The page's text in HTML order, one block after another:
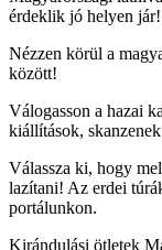
érdeklik jó helyen
Nézzen körül a
között!
Válogasson a hazai
kiállítások,
Válassza ki, hogy
lazítani! Az erdei
portálunkon.
Kirándulási ötletek